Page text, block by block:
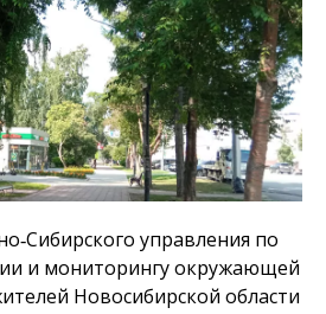
управления по
и мониторингу окружающей
Новосибирской области